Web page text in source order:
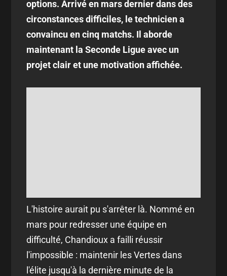
options. Arrivé en mars dernier dans des
circonstances difficiles, le technicien a
convaincu en cinq matchs. Il aborde
maintenant la Seconde Ligue avec un
projet clair et une motivation affichée.
L'histoire aurait pu s'arrêter là. Nommé en
mars pour redresser une équipe en
difficulté, Chandioux a failli réussir
l'impossible : maintenir les Vertes dans
l'élite jusqu'à la dernière minute de la